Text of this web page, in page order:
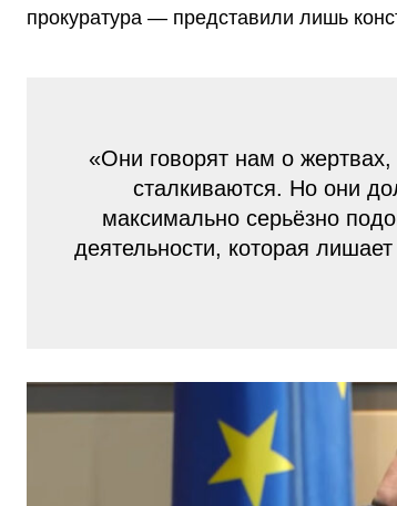
прокуратура — представили лишь
«Они говорят нам о
сталкиваются. Но они
максимально серьёзно
деятельности, которая